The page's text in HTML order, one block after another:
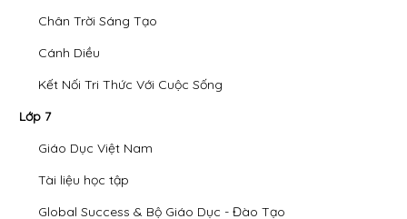
Chân Trời Sáng Tạo
Cánh Diều
Kết Nối Tri Thức Với Cuộc Sống
Lớp 7
Giáo Dục Việt Nam
Tài liệu học tập
Global Success & Bộ Giáo Dục - Đào Tạo